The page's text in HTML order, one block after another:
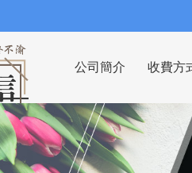
公司簡介 收費方